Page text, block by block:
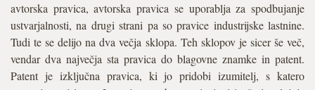
avtorska pravica, avtorska pravica se uporablja za spodbujanje
ustvarjalnosti, na drugi strani pa so pravice industrijske lastnine.
Tudi te se delijo na dva večja sklopa. Teh sklopov je sicer še več,
vendar dva največja sta pravica do blagovne znamke in patent.
Patent je izključna pravica, ki jo pridobi izumitelj, s katero